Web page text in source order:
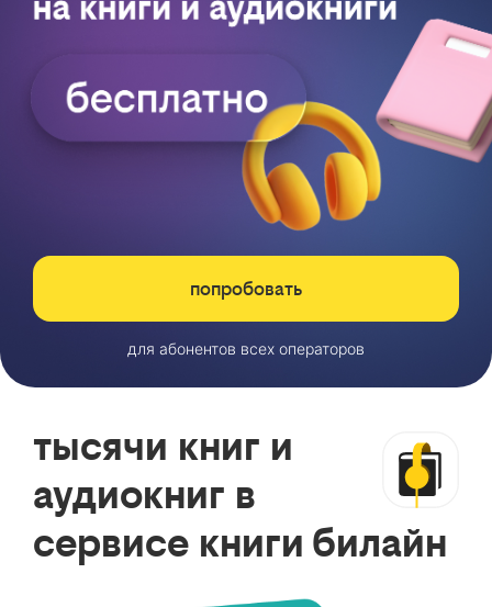
попробовать
для абонентов всех операторов
тысячи книг и
аудиокниг в
сервисе книги билайн